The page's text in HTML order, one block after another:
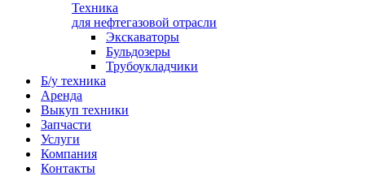
Техника
для нефтегазовой отрасли
Экскаваторы
Бульдозеры
Трубоукладчики
Б/у техника
Аренда
Выкуп техники
Запчасти
Услуги
Компания
Контакты